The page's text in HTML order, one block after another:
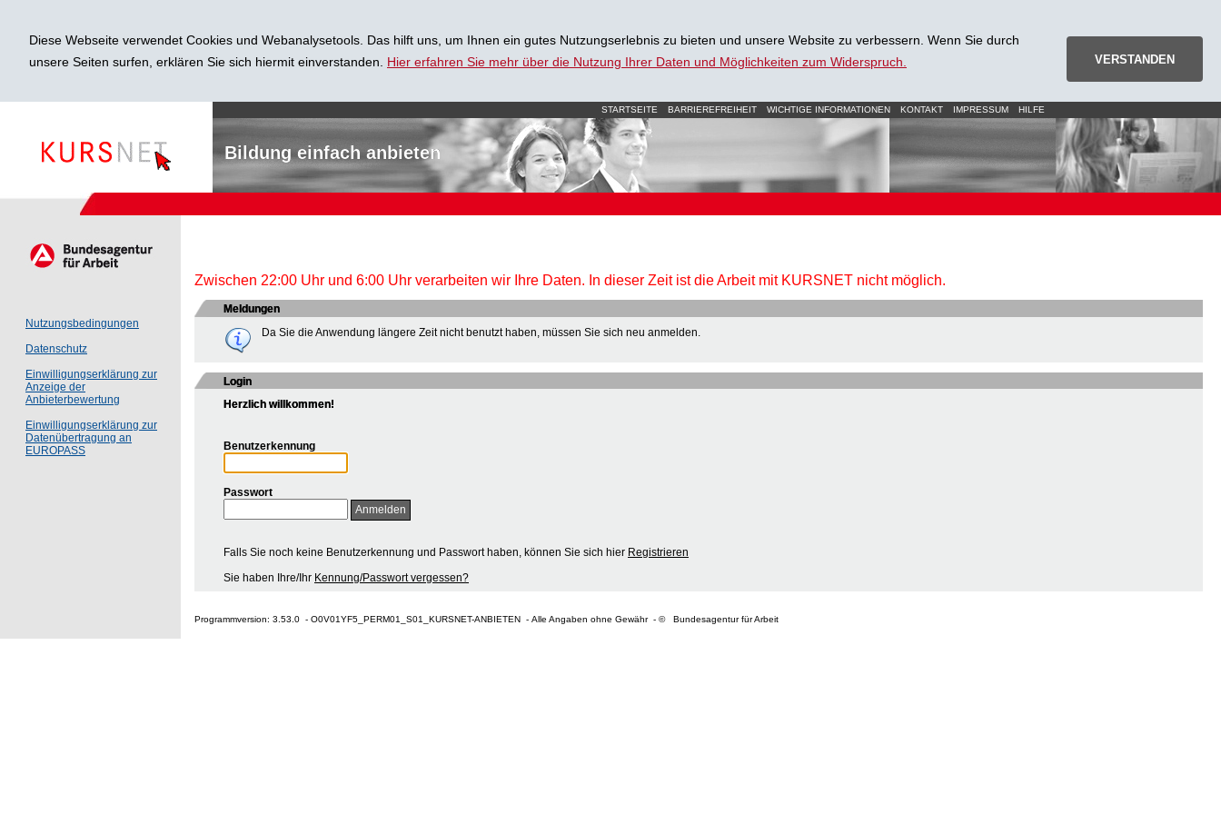
Diese Webseite verwendet Cookies und Webanalysetools. Das hilft uns, um Ihnen ein gutes Nutzungserlebnis zu bieten und unsere Website zu verbessern. Wenn Sie durch
unsere Seiten surfen, erklären Sie sich hiermit einverstanden. Hier erfahren Sie mehr über die Nutzung Ihrer Daten und Möglichkeiten zum Widerspruch. VERSTANDEN
STARTSEITE BARRIEREFREIHEIT WICHTIGE INFORMATIONEN KONTAKT IMPRESSUM HILFE
Bildung einfach anbieten
Nutzungsbedingungen
Datenschutz
Einwilligungserklärung zur
Anzeige der
Anbieterbewertung
Einwilligungserklärung zur
Datenübertragung an
EUROPASS
Zwischen 22:00 Uhr und 6:00 Uhr verarbeiten wir Ihre Daten. In dieser Zeit ist die Arbeit mit KURSNET nicht möglich.
Meldungen
Da Sie die Anwendung längere Zeit nicht benutzt haben, müssen Sie sich neu anmelden.
Login
Herzlich willkommen!
Benutzerkennung
Passwort
Falls Sie noch keine Benutzerkennung und Passwort haben, können Sie sich hier Registrieren
Sie haben Ihre/Ihr Kennung/Passwort vergessen?
Programmversion: 3.53.0 - O0V01YF5_PERM01_S01_KURSNET-ANBIETEN - Alle Angaben ohne Gewähr - © Bundesagentur für Arbeit